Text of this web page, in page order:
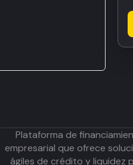
Plataforma de
empresarial que ofrece
ágiles de crédito y liquidez